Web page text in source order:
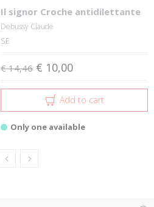
Il signor Croche antidilettante
Debussy Claude
SE
€ 14,46 € 10,00
Add to cart
Only one available